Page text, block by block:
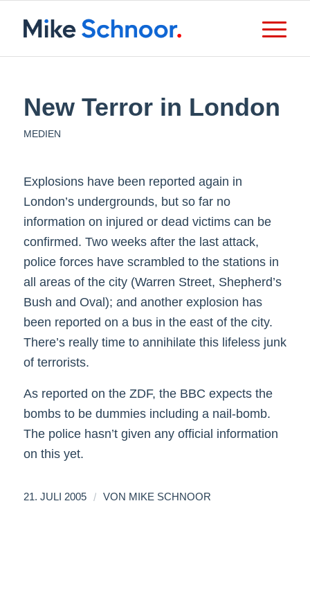
New Terror in London
MEDIEN
Explosions have been reported again in
London’s undergrounds, but so far no
information on injured or dead victims can be
confirmed. Two weeks after the last attack,
police forces have scrambled to the stations in
all areas of the city (Warren Street, Shepherd’s
Bush and Oval); and another explosion has
been reported on a bus in the east of the city.
There’s really time to annihilate this lifeless junk
of terrorists.
As reported on the ZDF, the BBC expects the
bombs to be dummies including a nail-bomb.
The police hasn’t given any official information
on this yet.
21. JULI 2005 / VON MIKE SCHNOOR